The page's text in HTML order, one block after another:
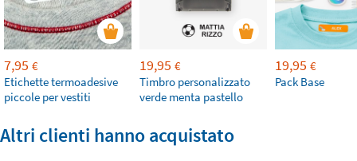
7,95 €
Etichette termoadesive
piccole per vestiti
19,95 €
Timbro personalizzato
verde menta pastello
19,95 €
Pack Base
Altri clienti hanno acquistato